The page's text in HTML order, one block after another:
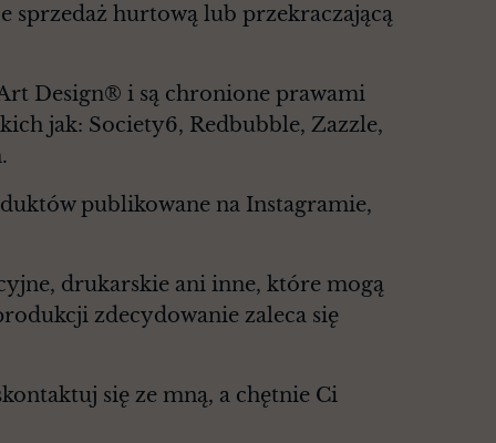
hurtową lub przekraczającą
Design® i są chronione prawami
jak: Society6, Redbubble, Zazzle,
publikowane na Instagramie,
drukarskie ani inne, które mogą
zdecydowanie zaleca się
się ze mną, a chętnie Ci